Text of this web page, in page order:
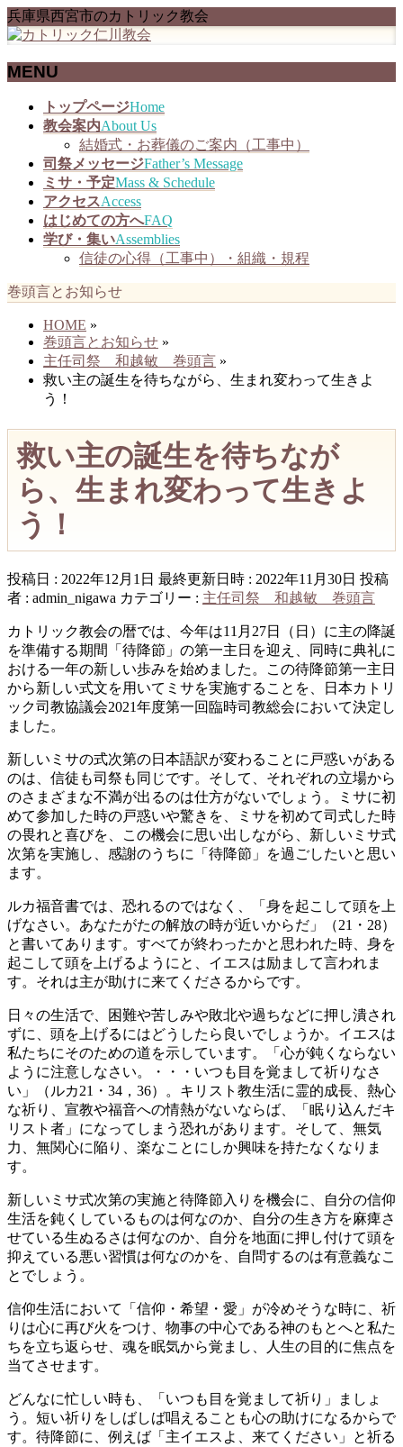
兵庫県西宮市のカトリック教会
MENU
トップページHome
教会案内About Us
結婚式・お葬儀のご案内（工事中）
司祭メッセージFather’s Message
ミサ・予定Mass & Schedule
アクセスAccess
はじめての方へFAQ
学び・集いAssemblies
信徒の心得（工事中）・組織・規程
巻頭言とお知らせ
HOME »
巻頭言とお知らせ »
主任司祭 和越敏 巻頭言 »
救い主の誕生を待ちながら、生まれ変わって生きよ
う！
救い主の誕生を待ちなが
ら、生まれ変わって生きよ
う！
投稿日 : 2022年12月1日 最終更新日時 : 2022年11月30日 投稿
者 : admin_nigawa カテゴリー : 主任司祭 和越敏 巻頭言
カトリック教会の暦では、今年は11月27日（日）に主の降誕
を準備する期間「待降節」の第一主日を迎え、同時に典礼に
おける一年の新しい歩みを始めました。この待降節第一主日
から新しい式文を用いてミサを実施することを、日本カトリ
ック司教協議会2021年度第一回臨時司教総会において決定し
ました。
新しいミサの式次第の日本語訳が変わることに戸惑いがある
のは、信徒も司祭も同じです。そして、それぞれの立場から
のさまざまな不満が出るのは仕方がないでしょう。ミサに初
めて参加した時の戸惑いや驚きを、ミサを初めて司式した時
の畏れと喜びを、この機会に思い出しながら、新しいミサ式
次第を実施し、感謝のうちに「待降節」を過ごしたいと思い
ます。
ルカ福音書では、恐れるのではなく、「身を起こして頭を上
げなさい。あなたがたの解放の時が近いからだ」（21・28）
と書いてあります。すべてが終わったかと思われた時、身を
起こして頭を上げるようにと、イエスは励まして言われま
す。それは主が助けに来てくださるからです。
日々の生活で、困難や苦しみや敗北や過ちなどに押し潰され
ずに、頭を上げるにはどうしたら良いでしょうか。イエスは
私たちにそのための道を示しています。「心が鈍くならない
ように注意しなさい。・・・いつも目を覚まして祈りなさ
い」（ルカ21・34，36）。キリスト教生活に霊的成長、熱心
な祈り、宣教や福音への情熱がないならば、「眠り込んだキ
リスト者」になってしまう恐れがあります。そして、無気
力、無関心に陥り、楽なことにしか興味を持たなくなりま
す。
新しいミサ式次第の実施と待降節入りを機会に、自分の信仰
生活を鈍くしているものは何なのか、自分の生き方を麻痺さ
せている生ぬるさは何なのか、自分を地面に押し付けて頭を
抑えている悪い習慣は何なのかを、自問するのは有意義なこ
とでしょう。
信仰生活において「信仰・希望・愛」が冷めそうな時に、祈
りは心に再び火をつけ、物事の中心である神のもとへと私た
ちを立ち返らせ、魂を眠気から覚まし、人生の目的に焦点を
当てさせます。
どんなに忙しい時も、「いつも目を覚まして祈り」ましょ
う。短い祈りをしばしば唱えることも心の助けになるからで
す。待降節に、例えば「主イエスよ、来てください」と祈る